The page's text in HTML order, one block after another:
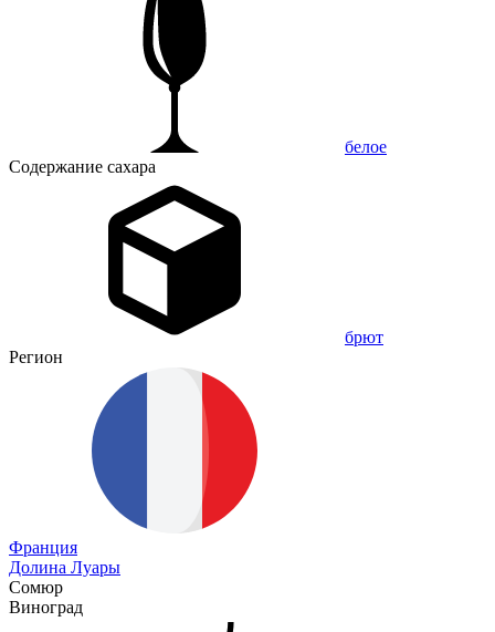
белое
Содержание сахара
брют
Регион
Франция
Долина Луары
Сомюр
Виноград